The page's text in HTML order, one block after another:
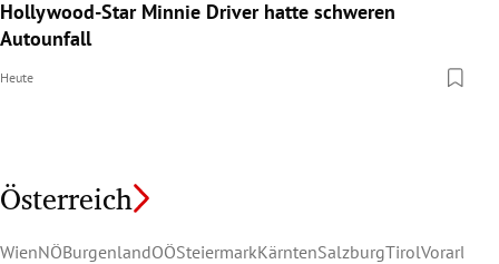
Hollywood-Star Minnie Driver hatte schweren
Autounfall
Heute
Österreich
WienNÖBurgenlandOÖSteiermarkKärntenSalzburgTirolVorarlberg